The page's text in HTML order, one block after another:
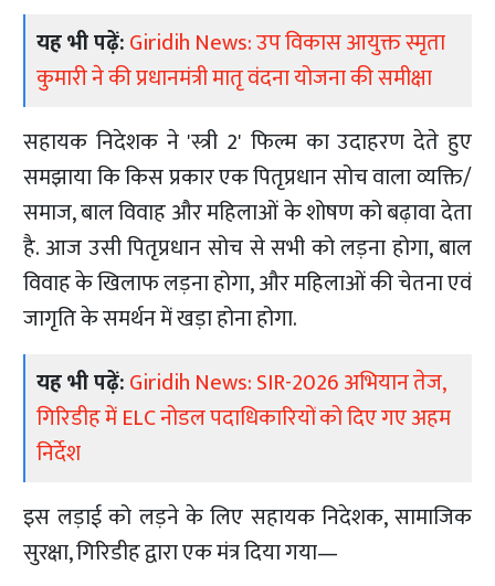
यह भी पढ़ें:Giridih News: उप विकास आयुक्त स्मृता
कुमारी ने की प्रधानमंत्री मातृ वंदना योजना की समीक्षा
सहायक निदेशक ने 'स्त्री 2' फिल्म का उदाहरण देते हुए
समझाया कि किस प्रकार एक पितृप्रधान सोच वाला व्यक्ति/
समाज, बाल विवाह और महिलाओं के शोषण को बढ़ावा देता
है. आज उसी पितृप्रधान सोच से सभी को लड़ना होगा, बाल
विवाह के खिलाफ लड़ना होगा, और महिलाओं की चेतना एवं
जागृति के समर्थन में खड़ा होना होगा.
यह भी पढ़ें:Giridih News: SIR-2026 अभियान तेज,
गिरिडीह में ELC नोडल पदाधिकारियों को दिए गए अहम
निर्देश
इस लड़ाई को लड़ने के लिए सहायक निदेशक, सामाजिक
सुरक्षा, गिरिडीह द्वारा एक मंत्र दिया गया—